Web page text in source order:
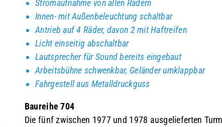
Stromaufnahme von allen Rädern
Innen- mit Außenbeleuchtung schaltbar
Antrieb auf 4 Räder, davon 2 mit Haftreifen
Licht einseitig abschaltbar
Lautsprecher für Sound bereits eingebaut
Arbeitsbühne schwenkbar, Geländer umklappbar
Fahrgestell aus Metalldruckguss
Baureihe 704
Die fünf zwischen 1977 und 1978 ausgelieferten